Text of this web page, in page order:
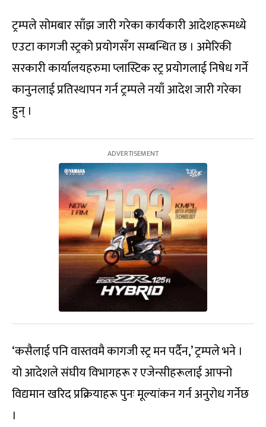
ट्रम्पले सोमबार साँझ जारी गरेका कार्यकारी आदेशहरूमध्ये
एउटा कागजी स्ट्रको प्रयोगसँग सम्बन्धित छ । अमेरिकी
सरकारी कार्यालयहरुमा प्लास्टिक स्ट्र प्रयोगलाई निषेध गर्ने
कानुनलाई प्रतिस्थापन गर्न ट्रम्पले नयाँ आदेश जारी गरेका
हुन् ।
‘कसैलाई पनि वास्तवमै कागजी स्ट्र मन पर्दैन,’ ट्रम्पले भने ।
यो आदेशले संघीय विभागहरू र एजेन्सीहरूलाई आफ्नो
विद्यमान खरिद प्रक्रियाहरू पुनः मूल्यांकन गर्न अनुरोध गर्नेछ
।